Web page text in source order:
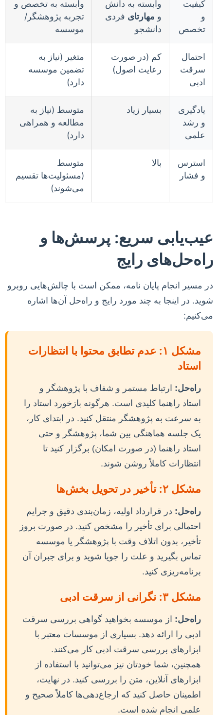
کیفیت
و
تخصص
وابسته به دانش
و مهارتای فردی
دانشجو
وابسته به تخصص و
تجربه پژوهشگر/
موسسه
احتمال
سرقت
ادبی
کم (در صورت
رعایت اصول)
متغیر (نیاز به
تضمین موسسه
دارد)
یادگیری
و رشد
علمی
بسیار زیاد
متوسط (نیاز به
مطالعه و همراهی
دارد)
استرس
و فشار
بالا
متوسط
(مسئولیت‌ها تقسیم
می‌شوند)
عیب‌یابی سریع: پرسش‌ها و
راه‌حل‌های رایج
در مسیر انجام پایان نامه، ممکن است با چالش‌هایی روبرو
شوید. در اینجا به چند مورد رایج و راه‌حل آن‌ها اشاره
می‌کنیم:
مشکل ۱: عدم تطابق محتوا با انتظارات
استاد
راه‌حل: ارتباط مستمر و شفاف با پژوهشگر و
استاد راهنما کلیدی است. هرگونه بازخورد استاد را
به سرعت به پژوهشگر منتقل کنید. در ابتدای کار،
یک جلسه هماهنگی بین شما، پژوهشگر و حتی
استاد راهنما (در صورت امکان) برگزار کنید تا
انتظارات کاملاً روشن شوند.
مشکل ۲: تأخیر در تحویل بخش‌ها
راه‌حل: در قرارداد اولیه، زمان‌بندی دقیق و جرایم
احتمالی برای تأخیر را مشخص کنید. در صورت بروز
تأخیر، بدون اتلاف وقت با پژوهشگر یا موسسه
تماس بگیرید و علت را جویا شوید و برای جبران آن
برنامه‌ریزی کنید.
مشکل ۳: نگرانی از سرقت ادبی
راه‌حل: از موسسه بخواهید گواهی بررسی سرقت
ادبی را ارائه دهد. بسیاری از موسسات معتبر با
ابزارهای بررسی سرقت ادبی کار می‌کنند.
همچنین، شما خودتان نیز می‌توانید با استفاده از
ابزارهای آنلاین، متن را بررسی کنید. در نهایت،
اطمینان حاصل کنید که ارجاع‌دهی‌ها کاملاً صحیح و
علمی انجام شده است.